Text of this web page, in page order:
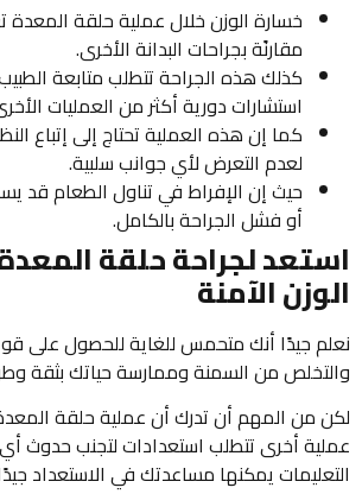
خسارة الوزن خلال عملية حلقة المعدة
مقارنًة بجراحات البدانة الأخرى.
كذلك هذه الجراحة تتطلب متابعة
استشارات دورية أكثر من العمليات
كما إن هذه العملية تحتاج إلى إتباع
لعدم التعرض لأي جوانب سلبية.
حيث إن الإفراط في تناول الطعام قد
أو فشل الجراحة بالكامل.
استعد لجراحة حلقة
الوزن الآمنة
نعلم جيدًا أنك متحمس للغاية للحصول على
والتخلص من السمنة وممارسة حياتك بثقة
لكن من المهم أن تدرك أن عملية حلقة
عملية أخرى تتطلب استعدادات لتجنب حدوث أي
التعليمات يمكنها مساعدتك في الاستعداد